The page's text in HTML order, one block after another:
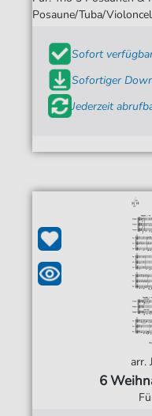
Posaune/Tuba/
Sofort
Sofortiger
Jederzeit
arr.
6